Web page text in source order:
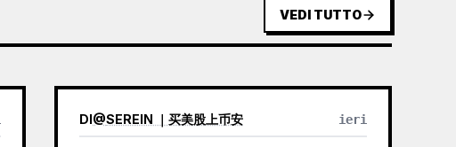
VEDI TUTTO
DI@SEREIN ｜买美股上币安 ieri